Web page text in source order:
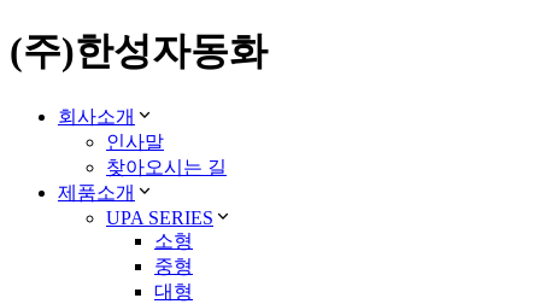
(주)한성자동화
회사소개
인사말
찾아오시는 길
제품소개
UPA SERIES
소형
중형
대형